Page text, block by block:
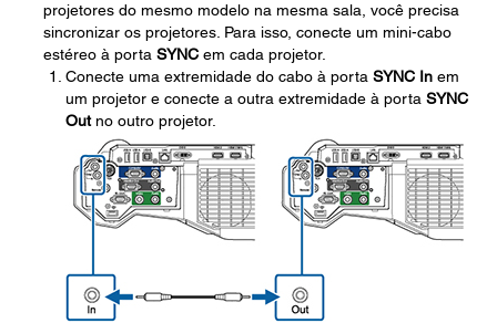
projetores do mesmo modelo na mesma sala, você precisa
sincronizar os projetores. Para isso, conecte um mini-cabo
estéreo à porta SYNC em cada projetor.
Conecte uma extremidade do cabo à porta SYNC In em
um projetor e conecte a outra extremidade à porta SYNC
Outno outro projetor.